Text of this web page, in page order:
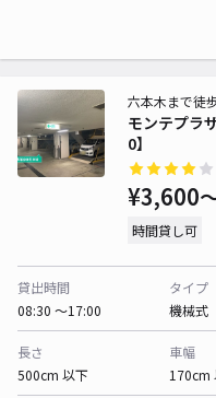
モンテプラ
0】
六本木まで徒
¥3,600
時間貸し可
貸出時間
08:30 〜17:00
タイプ
機械式
長さ
500cm 以下
車幅
170cm